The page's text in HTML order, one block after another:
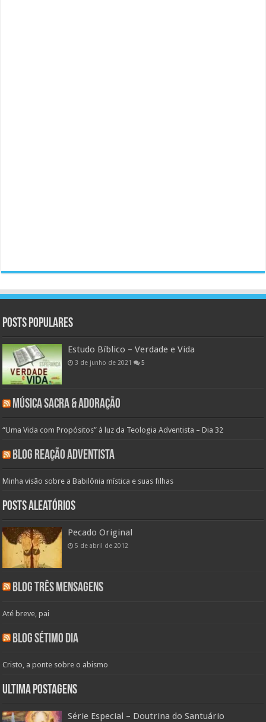
Posts populares
Estudo Bíblico – Verdade e Vida
3 de junho de 2021 5
Música Sacra & Adoração
“Uma Vida com Propósitos” à luz da Teologia Adventista – Dia 32
Blog Reação Adventista
Minha visão sobre a Babilônia mística e suas filhas
Posts aleatórios
Pecado Original
5 de abril de 2012
Blog Três Mensagens
Até breve, pai
Blog Sétimo Dia
Cristo, a ponte sobre o abismo
Ultima Postagens
Série Especial – Doutrina do Santuário